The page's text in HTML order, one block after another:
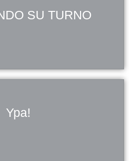
SU TURNO
Ypa!